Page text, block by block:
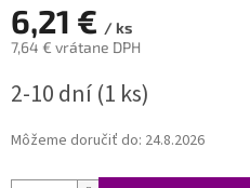
6,21 € / ks
7,64 € vrátane DPH
cena:
2-10 dní(1 ks)
Môžeme doručiť do: 24.8.2026